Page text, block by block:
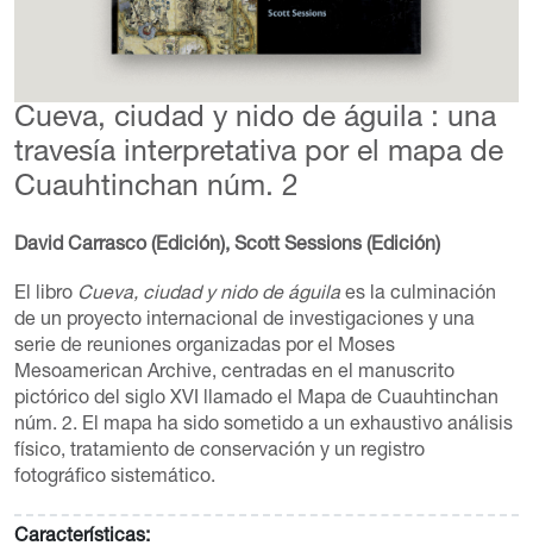
Cueva, ciudad y nido de águila : una
travesía interpretativa por el mapa de
Cuauhtinchan núm. 2
David Carrasco (Edición), Scott Sessions (Edición)
El libro Cueva, ciudad y nido de águilaes la culminación
de un proyecto internacional de investigaciones y una
serie de reuniones organizadas por el Moses
Mesoamerican Archive, centradas en el manuscrito
pictórico del siglo XVI llamado el Mapa de Cuauhtinchan
núm. 2. El mapa ha sido sometido a un exhaustivo análisis
físico, tratamiento de conservación y un registro
fotográfico sistemático.
Características: